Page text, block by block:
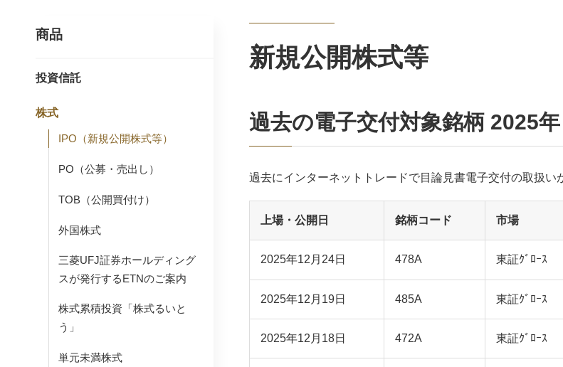
新規公開株式等
過去の電子交付対象銘柄 2025年
過去にインターネットトレードで目論見書電子交付の取扱い
上場・公開日 銘柄コード 市場
2025年12月24日 478A 東証ｸﾞﾛｰｽ
2025年12月19日 485A 東証ｸﾞﾛｰｽ
2025年12月18日 472A 東証ｸﾞﾛｰｽ
商品
投資信託
株式
IPO（新規公開株式等）
PO（公募・売出し）
TOB（公開買付け）
外国株式
三菱UFJ証券ホールディング
スが発行するETNのご案内
株式累積投資「株式るいと
う」
単元未満株式